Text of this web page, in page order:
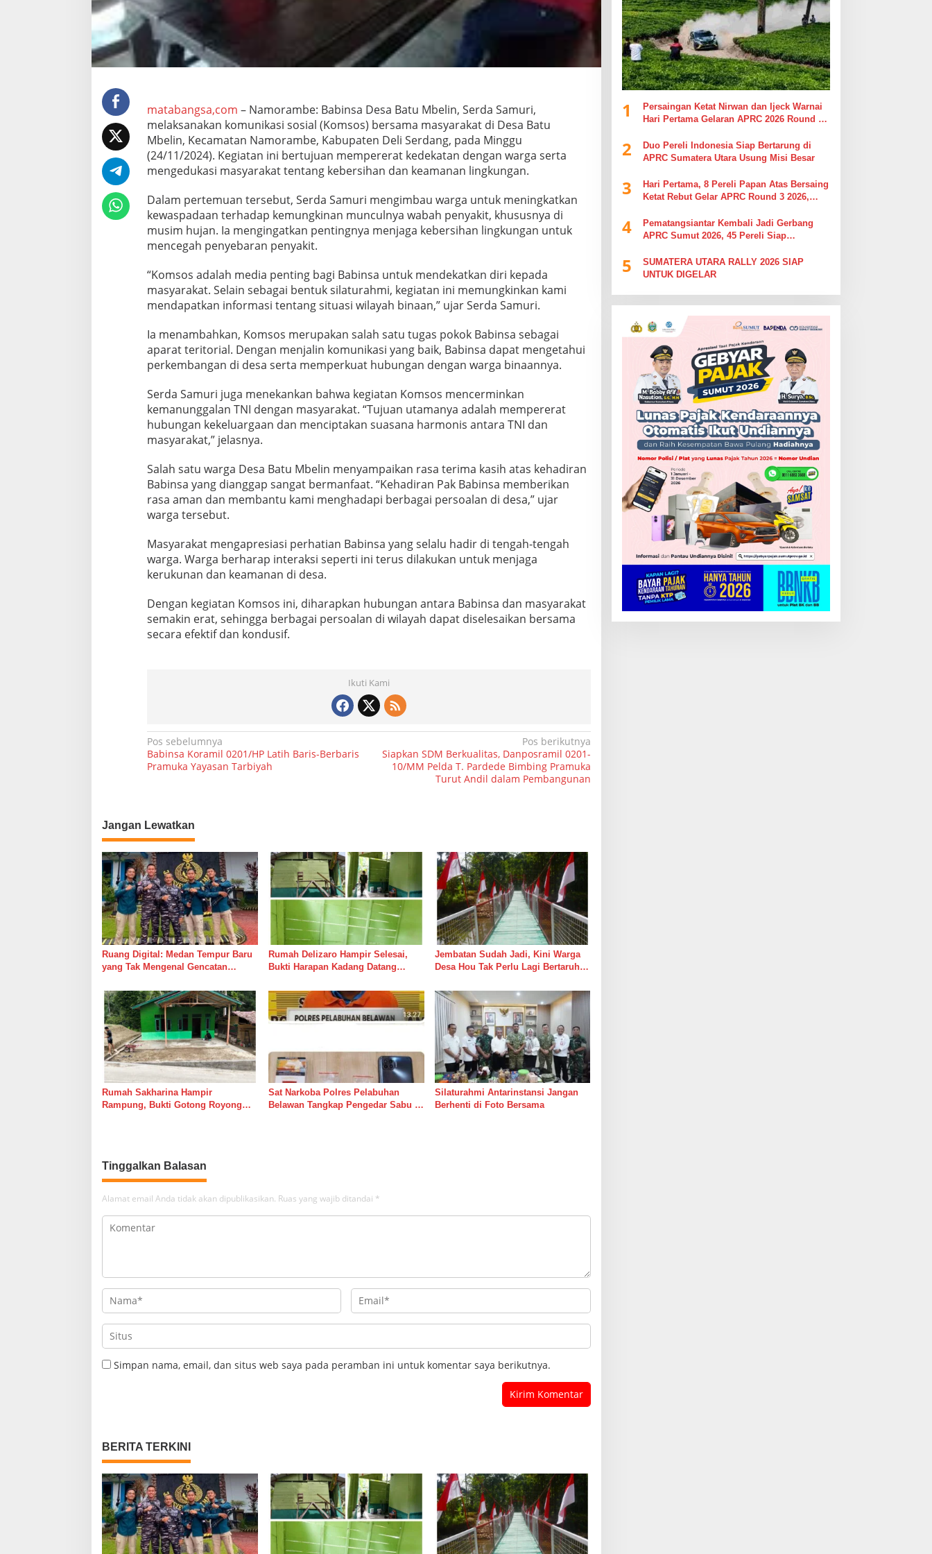
k
W
a
r
g
n
t
i
s
i
p
i
W
a
b
M
u
s
m
H
u
j
n
matabangsa,com – Namorambe: Babinsa Desa Batu Mbelin, Serda Samuri,
melaksanakan komunikasi sosial (Komsos) bersama masyarakat di Desa Batu
Mbelin, Kecamatan Namorambe, Kabupaten Deli Serdang, pada Minggu
(24/11/2024). Kegiatan ini bertujuan mempererat kedekatan dengan warga serta
mengedukasi masyarakat tentang kebersihan dan keamanan lingkungan.
Dalam pertemuan tersebut, Serda Samuri mengimbau warga untuk meningkatkan
kewaspadaan terhadap kemungkinan munculnya wabah penyakit, khususnya di
musim hujan. Ia mengingatkan pentingnya menjaga kebersihan lingkungan untuk
mencegah penyebaran penyakit.
“Komsos adalah media penting bagi Babinsa untuk mendekatkan diri kepada
masyarakat. Selain sebagai bentuk silaturahmi, kegiatan ini memungkinkan kami
mendapatkan informasi tentang situasi wilayah binaan,” ujar Serda Samuri.
Ia menambahkan, Komsos merupakan salah satu tugas pokok Babinsa sebagai
aparat teritorial. Dengan menjalin komunikasi yang baik, Babinsa dapat mengetahui
perkembangan di desa serta memperkuat hubungan dengan warga binaannya.
Serda Samuri juga menekankan bahwa kegiatan Komsos mencerminkan
kemanunggalan TNI dengan masyarakat. “Tujuan utamanya adalah mempererat
hubungan kekeluargaan dan menciptakan suasana harmonis antara TNI dan
masyarakat,” jelasnya.
Salah satu warga Desa Batu Mbelin menyampaikan rasa terima kasih atas kehadiran
Babinsa yang dianggap sangat bermanfaat. “Kehadiran Pak Babinsa memberikan
rasa aman dan membantu kami menghadapi berbagai persoalan di desa,” ujar
warga tersebut.
Masyarakat mengapresiasi perhatian Babinsa yang selalu hadir di tengah-tengah
warga. Warga berharap interaksi seperti ini terus dilakukan untuk menjaga
kerukunan dan keamanan di desa.
Dengan kegiatan Komsos ini, diharapkan hubungan antara Babinsa dan masyarakat
semakin erat, sehingga berbagai persoalan di wilayah dapat diselesaikan bersama
secara efektif dan kondusif.
Ikuti Kami
N
a
g
a
s
i
p
o
s
Pos sebelumnya
Babinsa Koramil 0201/HP Latih Baris-Berbaris
Pramuka Yayasan Tarbiyah
Pos berikutnya
Siapkan SDM Berkualitas, Danposramil 0201-
10/MM Pelda T. Pardede Bimbing Pramuka
Turut Andil dalam Pembangunan
Jangan Lewatkan
Ruang Digital: Medan Tempur Baru
yang Tak Mengenal Gencatan
Rumah Delizaro Hampir Selesai,
Bukti Harapan Kadang Datang
Jembatan Sudah Jadi, Kini Warga
Desa Hou Tak Perlu Lagi Bertaruh
Rumah Sakharina Hampir
Rampung, Bukti Gotong Royong
Sat Narkoba Polres Pelabuhan
Belawan Tangkap Pengedar Sabu di
Silaturahmi Antarinstansi Jangan
Berhenti di Foto Bersama
Tinggalkan Balasan
Alamat email Anda tidak akan dipublikasikan. Ruas yang wajib ditandai *
Simpan nama, email, dan situs web saya pada peramban ini untuk komentar saya berikutnya.
BERITA TERKINI
1
Persaingan Ketat Nirwan dan Ijeck Warnai
Hari Pertama Gelaran APRC 2026 Round 3
2
Duo Pereli Indonesia Siap Bertarung di
APRC Sumatera Utara Usung Misi Besar
3
Hari Pertama, 8 Pereli Papan Atas Bersaing
Ketat Rebut Gelar APRC Round 3 2026,
4
Pematangsiantar Kembali Jadi Gerbang
APRC Sumut 2026, 45 Pereli Siap
Kabupaten Simalungun
5
SUMATERA UTARA RALLY 2026 SIAP
UNTUK DIGELAR